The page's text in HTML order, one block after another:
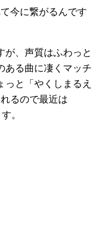
今に繋がるんです
、声質はふわっと
ある曲に凄くマッチ
っと「やくしまるえ
るので最近は
。